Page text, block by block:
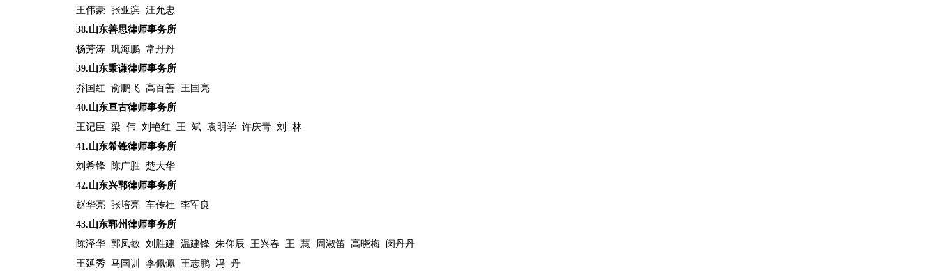
王伟豪 张亚滨 汪允忠
38.山东善思律师事务所
杨芳涛 巩海鹏 常丹丹
39.山东秉谦律师事务所
乔国红 俞鹏飞 高百善 王国亮
40.山东亘古律师事务所
王记臣
梁 伟 刘艳红 王 斌 袁明学 许庆青 刘
林
41.山东希锋律师事务所
刘希锋
陈广胜 楚大华
42.山东兴郓律师事务所
赵华亮 张培亮 车传社 李军良
43.山东郓州律师事务所
陈泽华 郭凤敏 刘胜建 温建锋 朱仰辰 王兴春 王 慧 周淑笛 高晓梅 闵丹丹
王延秀 马国训 李佩佩 王志鹏 冯 丹